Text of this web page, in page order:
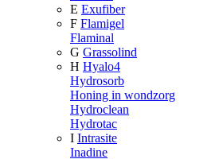
E Exufiber
F Flamigel
Flaminal
G Grassolind
H Hyalo4
Hydrosorb
Honing in wondzorg
Hydroclean
Hydrotac
I Intrasite
Inadine